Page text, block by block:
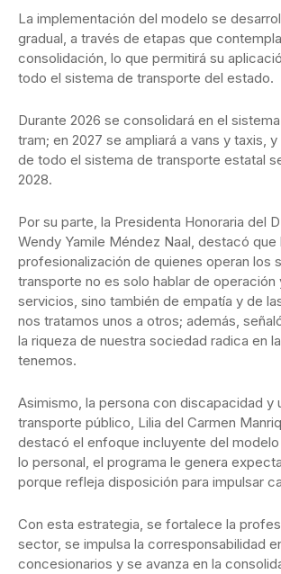
La implementación del modelo se
gradual, a través de etapas que
consolidación, lo que permitirá su
todo el sistema de transporte del estado.
Durante 2026 se consolidará en el
tram; en 2027 se ampliará a vans y taxis,
de todo el sistema de transporte estatal
2028.
Por su parte, la Presidenta Honoraria del
Wendy Yamile Méndez Naal, destacó que
profesionalización de quienes operan los
transporte no es solo hablar de operación
servicios, sino también de empatía y de
nos tratamos unos a otros; además,
la riqueza de nuestra sociedad radica en
tenemos.
Asimismo, la persona con discapacidad y
transporte público, Lilia del Carmen
destacó el enfoque incluyente del
lo personal, el programa le genera
porque refleja disposición para impulsar
Con esta estrategia, se fortalece la
sector, se impulsa la corresponsabilidad
concesionarios y se avanza en la